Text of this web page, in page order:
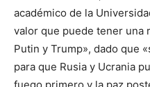
académico de la
valor que puede tener una
Putin y Trump», dado que
para que Rusia y Ucrania